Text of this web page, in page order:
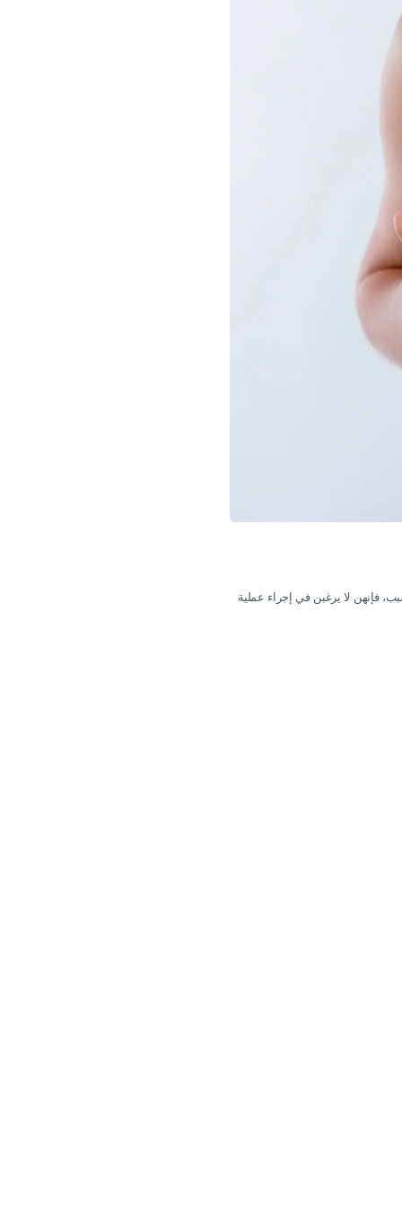
فإنهن لا يرغبن في إجراء عملية